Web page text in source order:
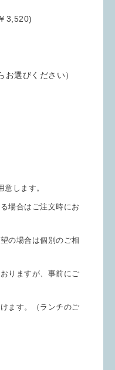
3,520)
選びください）
します。
場合はご注文時にお
の場合は個別のご相
りますが、事前にご
ます。（ランチのご